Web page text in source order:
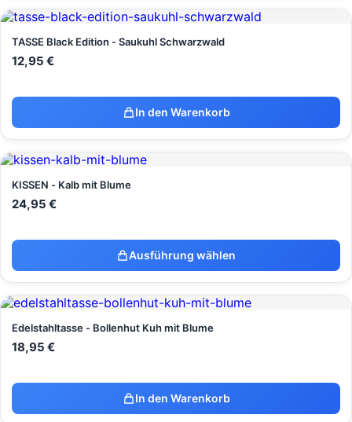
TASSE Black Edition - Saukuhl Schwarzwald
12,95 €
In den Warenkorb
KISSEN - Kalb mit Blume
24,95 €
Ausführung wählen
Edelstahltasse - Bollenhut Kuh mit Blume
18,95 €
In den Warenkorb